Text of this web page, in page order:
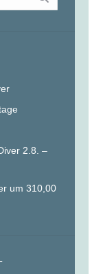
2.8. –
um 310,00